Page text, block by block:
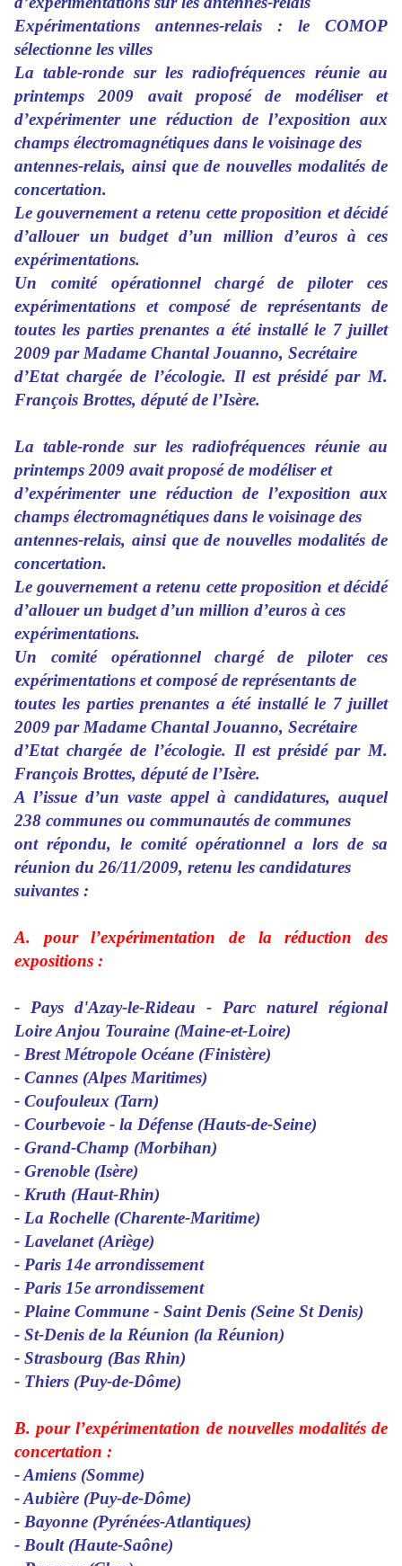
Expérimentations antennes-relais : le COMOP
sélectionne les villes
La table-ronde sur les radiofréquences réunie au
printemps 2009 avait proposé de modéliser et
d’expérimenter une réduction de l’exposition aux
champs électromagnétiques dans le voisinage des
antennes-relais, ainsi que de nouvelles modalités de
concertation.
Le gouvernement a retenu cette proposition et décidé
d’allouer un budget d’un million d’euros à ces
expérimentations.
Un comité opérationnel chargé de piloter ces
expérimentations et composé de représentants de
toutes les parties prenantes a été installé le 7 juillet
2009 par Madame Chantal Jouanno, Secrétaire
d’Etat chargée de l’écologie. Il est présidé par M.
François Brottes, député de l’Isère.
La table-ronde sur les radiofréquences réunie au
printemps 2009 avait proposé de modéliser et
d’expérimenter une réduction de l’exposition aux
champs électromagnétiques dans le voisinage des
antennes-relais, ainsi que de nouvelles modalités de
concertation.
Le gouvernement a retenu cette proposition et décidé
d’allouer un budget d’un million d’euros à ces
expérimentations.
Un comité opérationnel chargé de piloter ces
expérimentations et composé de représentants de
toutes les parties prenantes a été installé le 7 juillet
2009 par Madame Chantal Jouanno, Secrétaire
d’Etat chargée de l’écologie. Il est présidé par M.
François Brottes, député de l’Isère.
A l’issue d’un vaste appel à candidatures, auquel
238 communes ou communautés de communes
ont répondu, le comité opérationnel a lors de sa
réunion du 26/11/2009, retenu les candidatures
suivantes :
A. pour l’expérimentation de la réduction des
expositions :
- Pays d'Azay-le-Rideau - Parc naturel régional
Loire Anjou Touraine (Maine-et-Loire)
- Brest Métropole Océane (Finistère)
- Cannes (Alpes Maritimes)
- Coufouleux (Tarn)
- Courbevoie - la Défense (Hauts-de-Seine)
- Grand-Champ (Morbihan)
- Grenoble (Isère)
- Kruth (Haut-Rhin)
- La Rochelle (Charente-Maritime)
- Lavelanet (Ariège)
- Paris 14e arrondissement
- Paris 15e arrondissement
- Plaine Commune - Saint Denis (Seine St Denis)
- St-Denis de la Réunion (la Réunion)
- Strasbourg (Bas Rhin)
- Thiers (Puy-de-Dôme)
B. pour l’expérimentation de nouvelles modalités de
concertation :
- Amiens (Somme)
- Aubière (Puy-de-Dôme)
- Bayonne (Pyrénées-Atlantiques)
- Boult (Haute-Saône)